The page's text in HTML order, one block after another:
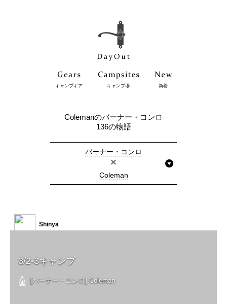
キャンプギア キャンプ場 新着
Colemanのバーナー・コンロ
136の物語
バーナー・コンロ
×
Coleman
3/2-3キャンプ
[バーナー・コンロ] Coleman
Shinya